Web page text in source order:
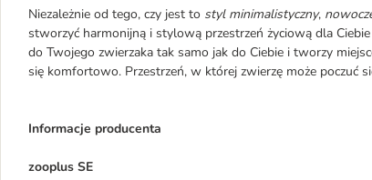
Niezależnie od tego, czy jest to styl minimalistyczny,
stworzyć harmonijną i stylową przestrzeń życiową dla
do Twojego zwierzaka tak samo jak do Ciebie i tworzy
się komfortowo. Przestrzeń, w której zwierzę może poczuć
Informacje producenta
zooplus SE